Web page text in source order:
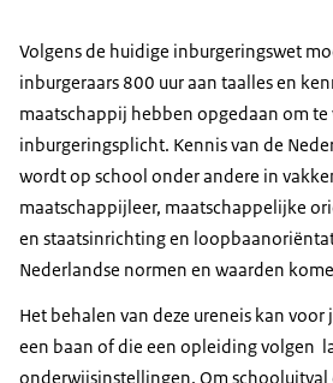
Volgens de huidige inburgeringswet
inburgeraars 800 uur aan taalles en
maatschappij hebben opgedaan om te
inburgeringsplicht. Kennis van de
wordt op school onder andere in
maatschappijleer, maatschappelijke
en staatsinrichting en
Nederlandse normen en waarden
Het behalen van deze ureneis kan
een baan of die een opleiding volgen
onderwijsinstellingen. Om